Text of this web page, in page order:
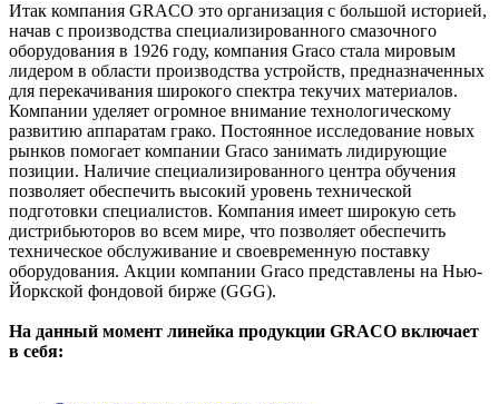
Итак компания GRACO это организация с большой историей,
начав с производства специализированного смазочного
оборудования в 1926 году, компания Graco стала мировым
лидером в области производства устройств, предназначенных
для перекачивания широкого спектра текучих материалов.
Компании уделяет огромное внимание технологическому
развитию аппаратам грако. Постоянное исследование новых
рынков помогает компании Graco занимать лидирующие
позиции. Наличие специализированного центра обучения
позволяет обеспечить высокий уровень технической
подготовки специалистов. Компания имеет широкую сеть
дистрибьюторов во всем мире, что позволяет обеспечить
техническое обслуживание и своевременную поставку
оборудования. Акции компании Graco представлены на Нью-
Йоркской фондовой бирже (GGG).
На данный момент линейка продукции GRACO включает
в себя: